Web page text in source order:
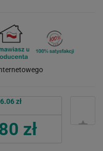
zł
zł